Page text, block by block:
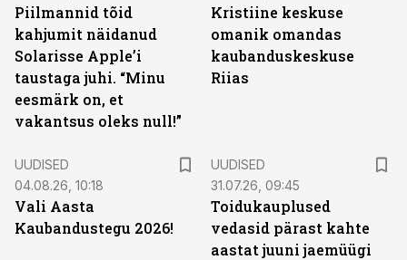
Piilmannid tõid
kahjumit näidanud
Solarisse Apple’i
taustaga juhi. “Minu
eesmärk on, et
vakantsus oleks null!”
Kristiine keskuse
omanik omandas
kaubanduskeskuse
Riias
UUDISED
04.08.26, 10:18
Vali Aasta
Kaubandustegu 2026!
UUDISED
31.07.26, 09:45
Toidukauplused
vedasid pärast kahte
aastat juuni jaemüügi